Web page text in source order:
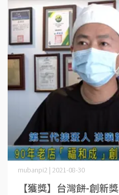
【獲獎】台灣餅-創新獎
mubanpi2 | 2021-08-30